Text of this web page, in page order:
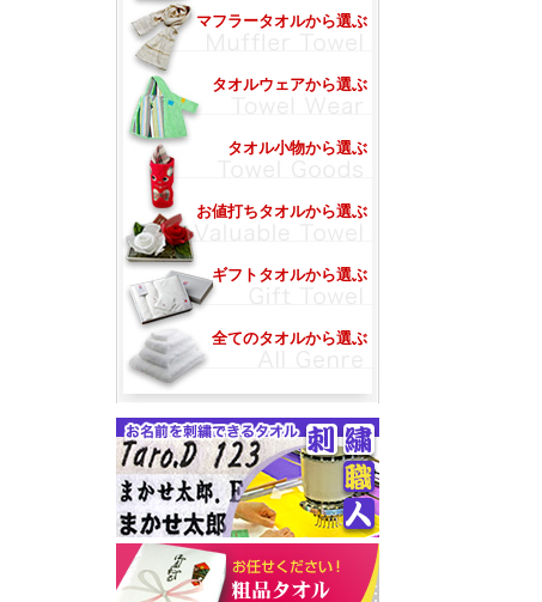
マフラータオルから選ぶ
タオルウェアから選ぶ
タオル小物から選ぶ
お値打ちタオルから選ぶ
ギフトタオルから選ぶ
全てのタオルから選ぶ